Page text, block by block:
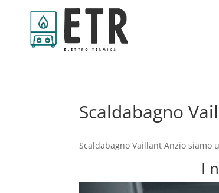
Scaldabagno
Scaldabagno Vaillant Anzio siamo
I